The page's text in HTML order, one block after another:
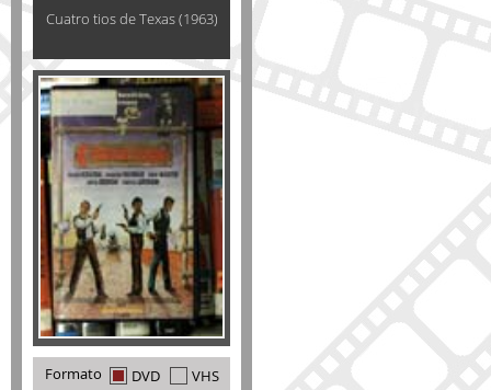
Cuatro tios de Texas (1963)
Formato DVD VHS